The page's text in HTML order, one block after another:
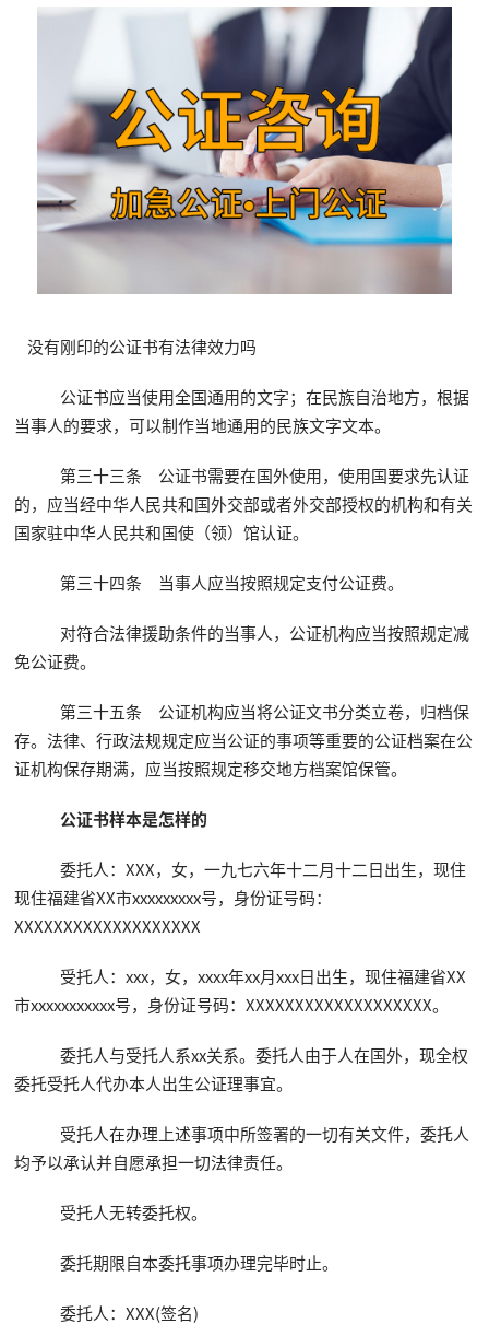
没有刚印的公证书有法律效力吗
公证书应当使用全国通用的文字；在民族自治地方，根据
当事人的要求，可以制作当地通用的民族文字文本。
第三十三条 公证书需要在国外使用，使用国要求先认证
的，应当经中华人民共和国外交部或者外交部授权的机构和有关
国家驻中华人民共和国使（领）馆认证。
第三十四条 当事人应当按照规定支付公证费。
对符合法律援助条件的当事人，公证机构应当按照规定减
免公证费。
第三十五条 公证机构应当将公证文书分类立卷，归档保
存。法律、行政法规规定应当公证的事项等重要的公证档案在公
证机构保存期满，应当按照规定移交地方档案馆保管。
公证书样本是怎样的
委托人：XXX，女，一九七六年十二月十二日出生，现住
现住福建省XX市xxxxxxxxx号，身份证号码：
XXXXXXXXXXXXXXXXXXX
受托人：xxx，女，xxxx年xx月xxx日出生，现住福建省XX
市xxxxxxxxxxx号，身份证号码：XXXXXXXXXXXXXXXXXXX。
委托人与受托人系xx关系。委托人由于人在国外，现全权
委托受托人代办本人出生公证理事宜。
受托人在办理上述事项中所签署的一切有关文件，委托人
均予以承认并自愿承担一切法律责任。
受托人无转委托权。
委托期限自本委托事项办理完毕时止。
委托人：XXX(签名)